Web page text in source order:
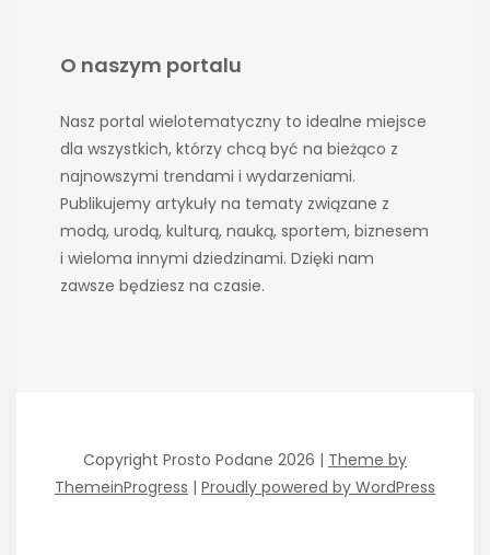
O naszym portalu
Nasz portal wielotematyczny to idealne miejsce
dla wszystkich, którzy chcą być na bieżąco z
najnowszymi trendami i wydarzeniami.
Publikujemy artykuły na tematy związane z
modą, urodą, kulturą, nauką, sportem, biznesem
i wieloma innymi dziedzinami. Dzięki nam
zawsze będziesz na czasie.
Copyright Prosto Podane 2026 | Theme by
ThemeinProgress | Proudly powered by WordPress